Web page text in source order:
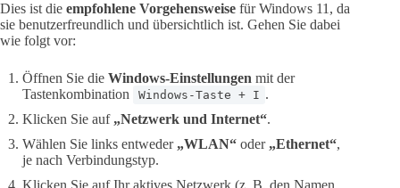
Dies ist die empfohlene Vorgehensweise für Windows 11, da
sie benutzerfreundlich und übersichtlich ist. Gehen Sie dabei
wie folgt vor:
Öffnen Sie die Windows-Einstellungen mit der
Tastenkombination
Windows-Taste + I .
Klicken Sie auf „Netzwerk und Internet“.
Wählen Sie links entweder „WLAN“ oder „Ethernet“,
je nach Verbindungstyp.